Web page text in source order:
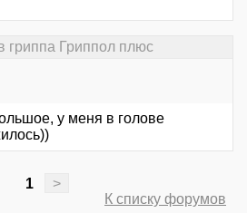
гриппа Гриппол плюс
у меня в голове
1
>
К списку форумов